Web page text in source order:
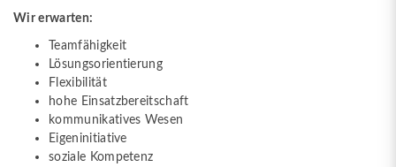
Wir erwarten:
Teamfähigkeit
Lösungsorientierung
Flexibilität
hohe Einsatzbereitschaft
kommunikatives Wesen
Eigeninitiative
soziale Kompetenz